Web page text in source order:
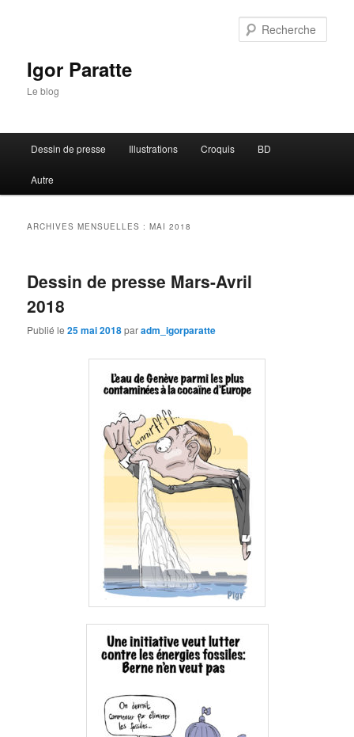
Igor Paratte
Le blog
Aller au contenu principal
Aller au contenu secondaire
Dessin de presse Illustrations Croquis BD
Autre
ARCHIVES MENSUELLES :MAI 2018
Dessin de presse Mars-Avril
2018
Publié le25 mai 2018paradm_igorparatte